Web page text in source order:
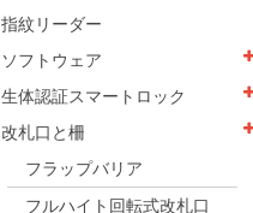
指紋リーダー
ソフトウェア
生体認証スマートロック
改札口と柵
フラップバリア
フルハイト回転式改札口